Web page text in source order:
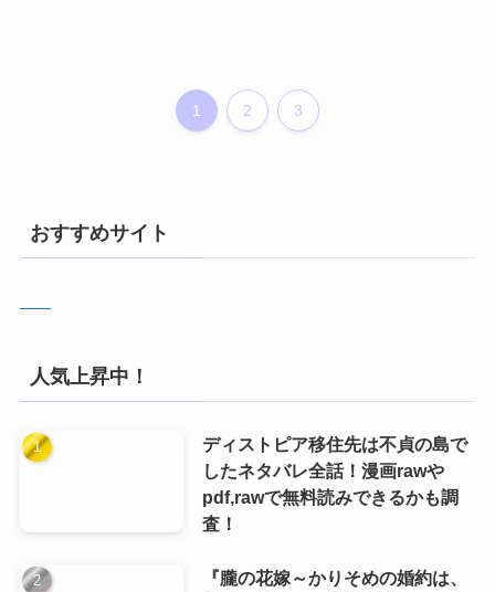
1 2 3
おすすめサイト
人気上昇中！
ディストピア移住先は不貞の島で
したネタバレ全話！漫画rawや
pdf,rawで無料読みできるかも調
査！
『朧の花嫁～かりそめの婚約は、